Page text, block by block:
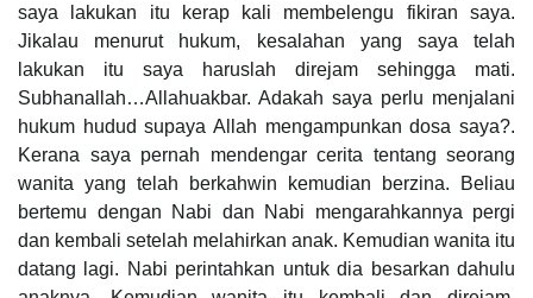
saya lakukan itu kerap kali membelengu fikiran saya.
Jikalau menurut hukum, kesalahan yang saya telah
lakukan itu saya haruslah direjam sehingga mati.
Subhanallah…Allahuakbar. Adakah saya perlu menjalani
hukum hudud supaya Allah mengampunkan dosa saya?.
Kerana saya pernah mendengar cerita tentang seorang
wanita yang telah berkahwin kemudian berzina. Beliau
bertemu dengan Nabi dan Nabi mengarahkannya pergi
dan kembali setelah melahirkan anak. Kemudian wanita itu
datang lagi. Nabi perintahkan untuk dia besarkan dahulu